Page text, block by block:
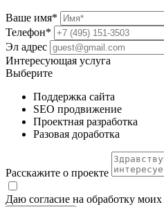
Ваше имя*
Телефон*
Эл адрес
Интересующая услуга
Выберите
Поддержка сайта
SEO продвижение
Проектная разработка
Разовая доработка
Расскажите о проекте
Даю согласие на обработку моих